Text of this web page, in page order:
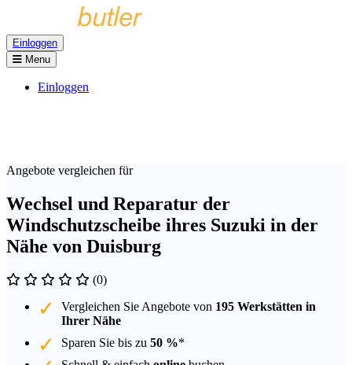
Einloggen
Menu
Einloggen
Angebote vergleichen für
Wechsel und Reparatur der
Windschutzscheibe ihres Suzuki in der
Nähe von Duisburg
(0)
Vergleichen Sie Angebote von 195 Werkstätten in
Ihrer Nähe
Sparen Sie bis zu 50 %*